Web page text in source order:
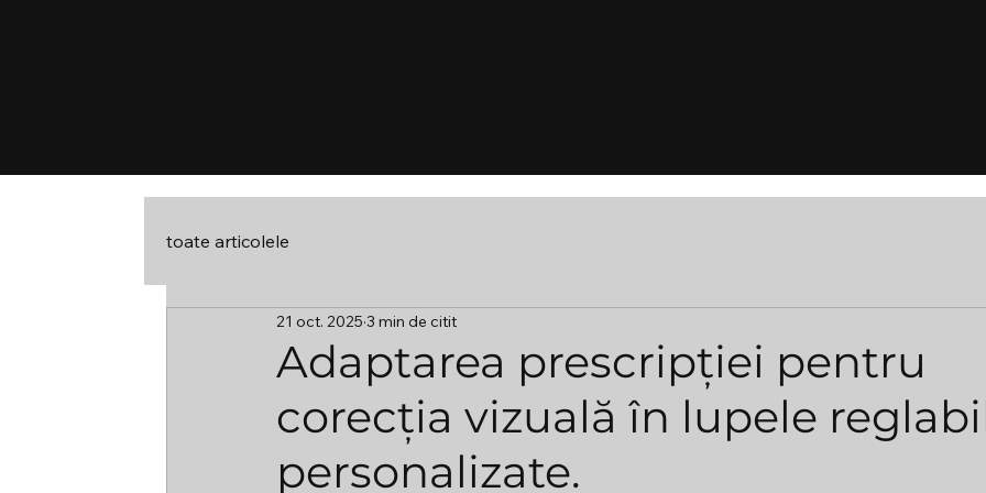
toate articolele
Adaptarea prescripției pentru
corecția vizuală în lupele
personalizate.
21 oct. 2025 3 min de citit